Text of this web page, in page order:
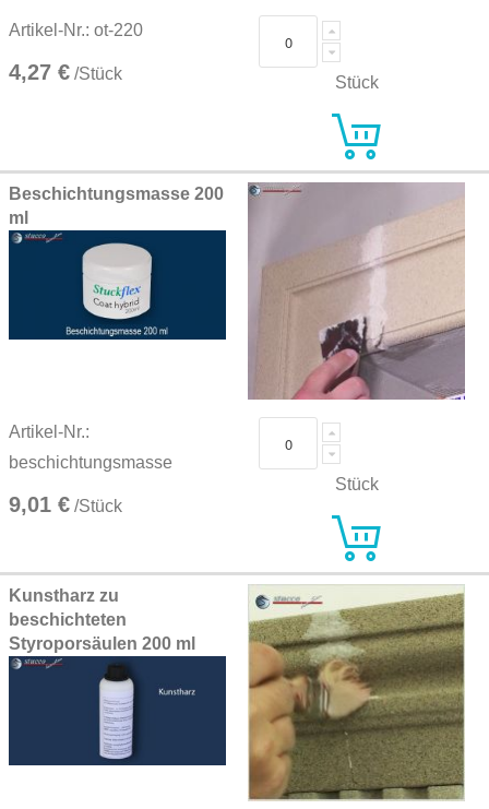
Artikel-Nr.: ot-220
4,27 € /Stück Stück
Beschichtungsmasse 200
ml
Artikel-Nr.:
beschichtungsmasse
9,01 € /Stück
Stück
Kunstharz zu
beschichteten
Styroporsäulen 200 ml